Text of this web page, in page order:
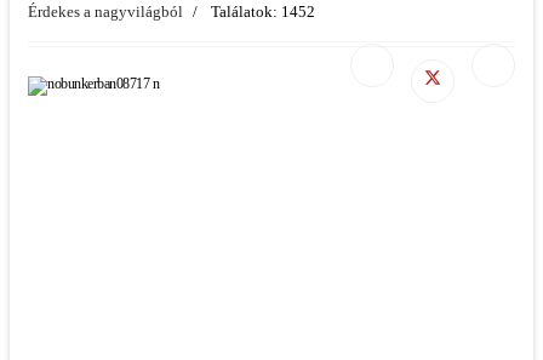
Érdekes a nagyvilágból Találatok: 1452